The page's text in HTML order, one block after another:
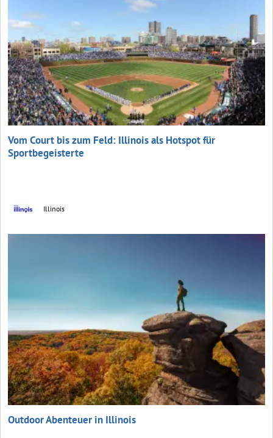
Vom Court bis zum Feld: Illinois als Hotspot für
Sportbegeisterte
Illinois
Outdoor Abenteuer in Illinois